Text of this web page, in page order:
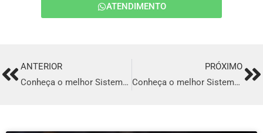
ATENDIMENTO
PrevANTERIOR
Conheça o melhor Sistema para Delivery em Florianópolis
PRÓXIMO
Conheça o melhor Sistema para Delivery em Mauá